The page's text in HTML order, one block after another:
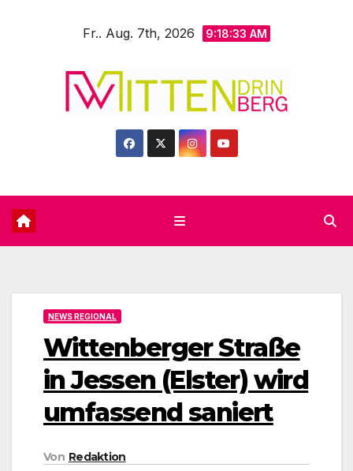
Fr.. Aug. 7th, 2026 9:18:35 AM
NEWS REGIONAL
Wittenberger Straße
in Jessen (Elster) wird
umfassend saniert
Von Redaktion